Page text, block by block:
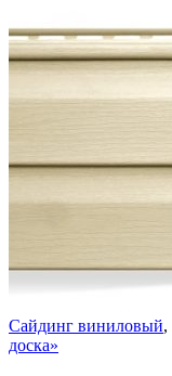
Сайдинг виниловый,
доска»